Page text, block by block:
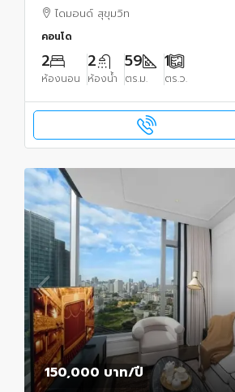
ไดมอนด์ สุขุมวิท
คอนโด
2
ห้องนอน
2
ห้องน้ำ
59
ตร.ม.
1
ตร.ว.
150,000 บาท/ปี